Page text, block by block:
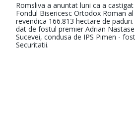
Romsliva a anuntat luni ca a
Fondul Bisericesc Ortodox Roman
revendica 166.813 hectare de
dat de fostul premier Adrian
Sucevei, condusa de IPS Pimen -
Securitatii.